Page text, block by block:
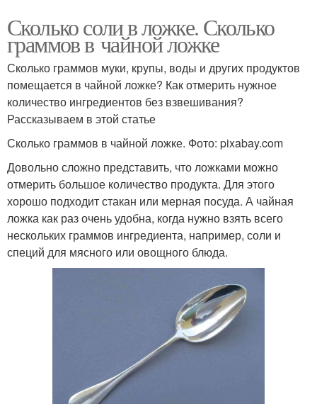
Сколько соли в ложке. Сколько
граммов в чайной ложке
Сколько граммов муки, крупы, воды и других продуктов
помещается в чайной ложке? Как отмерить нужное
количество ингредиентов без взвешивания?
Рассказываем в этой статье
Сколько граммов в чайной ложке. Фото: pixabay.com
Довольно сложно представить, что ложками можно
отмерить большое количество продукта. Для этого
хорошо подходит стакан или мерная посуда. А чайная
ложка как раз очень удобна, когда нужно взять всего
нескольких граммов ингредиента, например, соли и
специй для мясного или овощного блюда.